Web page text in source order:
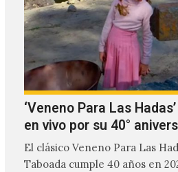
‘Veneno Para Las
en vivo por su 40°
El clásico Veneno Para Las
Taboada cumple 40 años en